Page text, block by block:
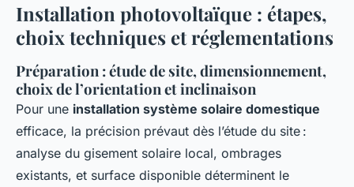
Installation photovoltaïque : étapes,
choix techniques et réglementations
Préparation : étude de site, dimensionnement,
choix de l’orientation et inclinaison
Pour une installation système solaire domestique
efficace, la précision prévaut dès l’étude du site :
analyse du gisement solaire local, ombrages
existants, et surface disponible déterminent le